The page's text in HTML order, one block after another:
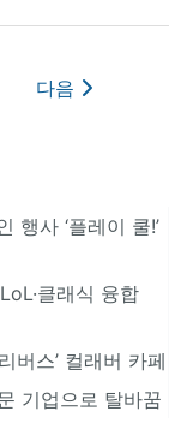
다음
행사 ‘플레이 쿨!’
클래식 융합
버스’ 컬래버 카페
기업으로 탈바꿈